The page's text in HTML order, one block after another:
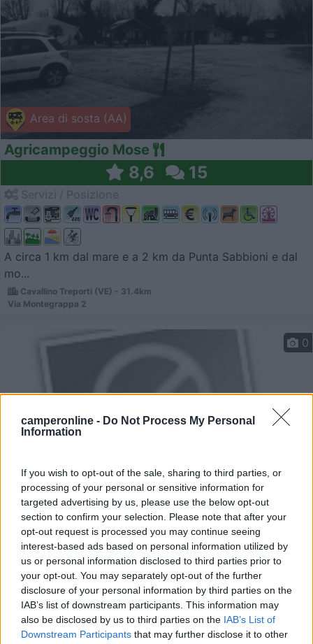
camperonline - Do Not Process My Personal
Information
If you wish to opt-out of the sale, sharing to third parties, or
processing of your personal or sensitive information for
targeted advertising by us, please use the below opt-out
section to confirm your selection. Please note that after your
opt-out request is processed you may continue seeing
interest-based ads based on personal information utilized by
us or personal information disclosed to third parties prior to
your opt-out. You may separately opt-out of the further
disclosure of your personal information by third parties on the
IAB’s list of downstream participants. This information may
also be disclosed by us to third parties on the IAB’s List of
Downstream Participants that may further disclose it to other
Area di sosta (AA)
Agricampeggio Mose
8,6 15
A circa 1 km dal mare e a 2 km da Punta Sabbioni e dal
mo...
Cavallino Treporti (VE) - 31.4km
Via Montegrappa 2
Area di sosta (PS)
0
Area di sosta a Rolle di Cison di Valmarino
8 1
Servizi / Posizione